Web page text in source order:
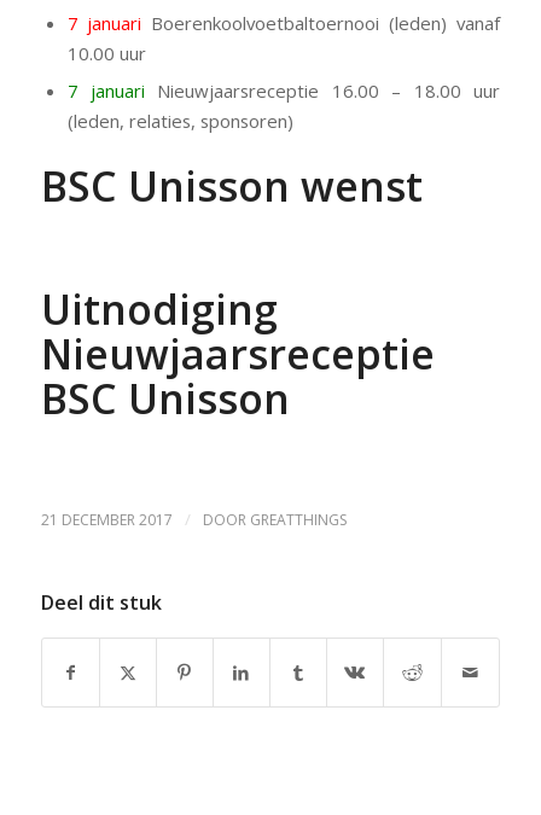
7 januari Boerenkoolvoetbaltoernooi (leden) vanaf
10.00 uur
7 januari Nieuwjaarsreceptie 16.00 – 18.00 uur
(leden, relaties, sponsoren)
BSC Unisson wenst
Uitnodiging
Nieuwjaarsreceptie
BSC Unisson
21 DECEMBER 2017 / DOOR GREATTHINGS
Deel dit stuk